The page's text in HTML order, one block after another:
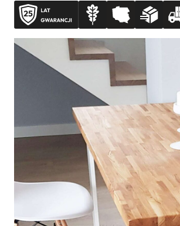
5.00na 5 na
podstawie
ocen
klientów